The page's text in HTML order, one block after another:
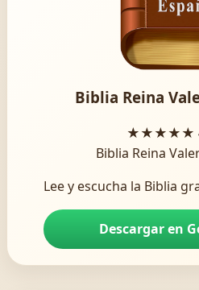
Biblia Reina
★★★★★
Biblia Reina
Lee y escucha la Biblia
Descargar en